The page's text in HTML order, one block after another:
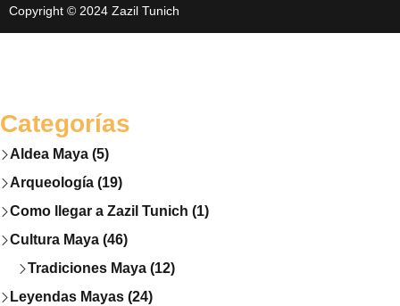
Copyright © 2024 Zazil Tunich
Categorías
Aldea Maya (5)
Arqueología (19)
Como llegar a Zazil Tunich (1)
Cultura Maya (46)
Tradiciones Maya (12)
Leyendas Mayas (24)